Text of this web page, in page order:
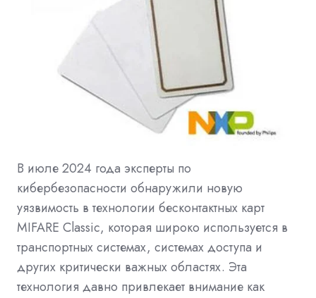
В июле 2024 года эксперты по
кибербезопасности обнаружили новую
уязвимость в технологии бесконтактных карт
MIFARE Classic, которая широко используется в
транспортных системах, системах доступа и
других критически важных областях. Эта
технология давно привлекает внимание как